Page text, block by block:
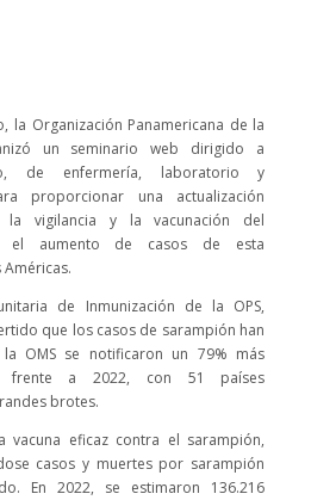
la Organización Panamericana de la
un seminario web dirigido a
de enfermería, laboratorio y
proporcionar una actualización
la vigilancia y la vacunación del
el aumento de casos de esta
de Inmunización de la OPS,
que los casos de sarampión han
la OMS se notificaron un 79% más
frente a 2022, con 51 países
brotes.
vacuna eficaz contra el sarampión,
casos y muertes por sarampión
En 2022, se estimaron 136.216